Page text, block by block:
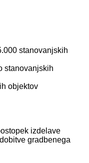
stanovanjskih
stanovanjskih
objektov
izdelave
gradbenega